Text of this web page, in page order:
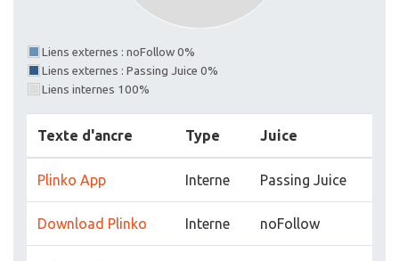
Liens externes : noFollow 0%
Liens externes : Passing Juice 0%
Liens internes 100%
Texte d'ancre Type Juice
Plinko App Interne Passing Juice
Download Plinko Interne noFollow